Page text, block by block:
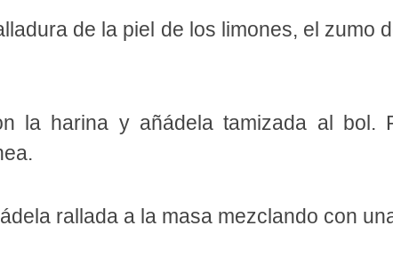
de la piel de los limones, el zumo
la harina y añádela tamizada al bol.
rallada a la masa mezclando con